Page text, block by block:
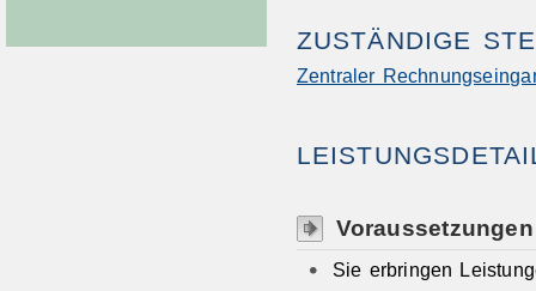
ZUSTÄNDIGE
Zentraler
Voraussetzungen
Sie erbringen